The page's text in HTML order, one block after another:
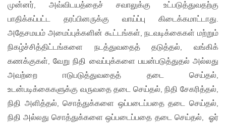
முன்னர், அவ்விடயத்தைச் சவாலுக்கு உட்படுத்துவதற்கு
பாதிக்கப்பட்ட தரப்பினருக்கு வாய்ப்பு கிடைக்கமாட்டாது.
அதேசமயம் அமைப்புக்களின் கூட்டங்கள், நடவடிக்கைகள் மற்றும்
நிகழ்ச்சித்திட்டங்களை நடத்துவதைத் தடுத்தல், வங்கிக்
கணக்குகள், வேறு நிதி வைப்புக்களை பயன்படுத்துதல் அல்லது
அவற்றை ஈடுபடுத்துவதைத் தடை செய்தல்,
உடன்படிக்கைகளுக்கு வருவதை தடை செய்தல், நிதி சேகரித்தல்,
நிதி அளித்தல், சொத்துக்களை ஒப்படைப்பதை தடை செய்தல்,
நிதி அல்லது சொத்துக்களை ஒப்படைப்பதை தடை செய்தல், ஓர்